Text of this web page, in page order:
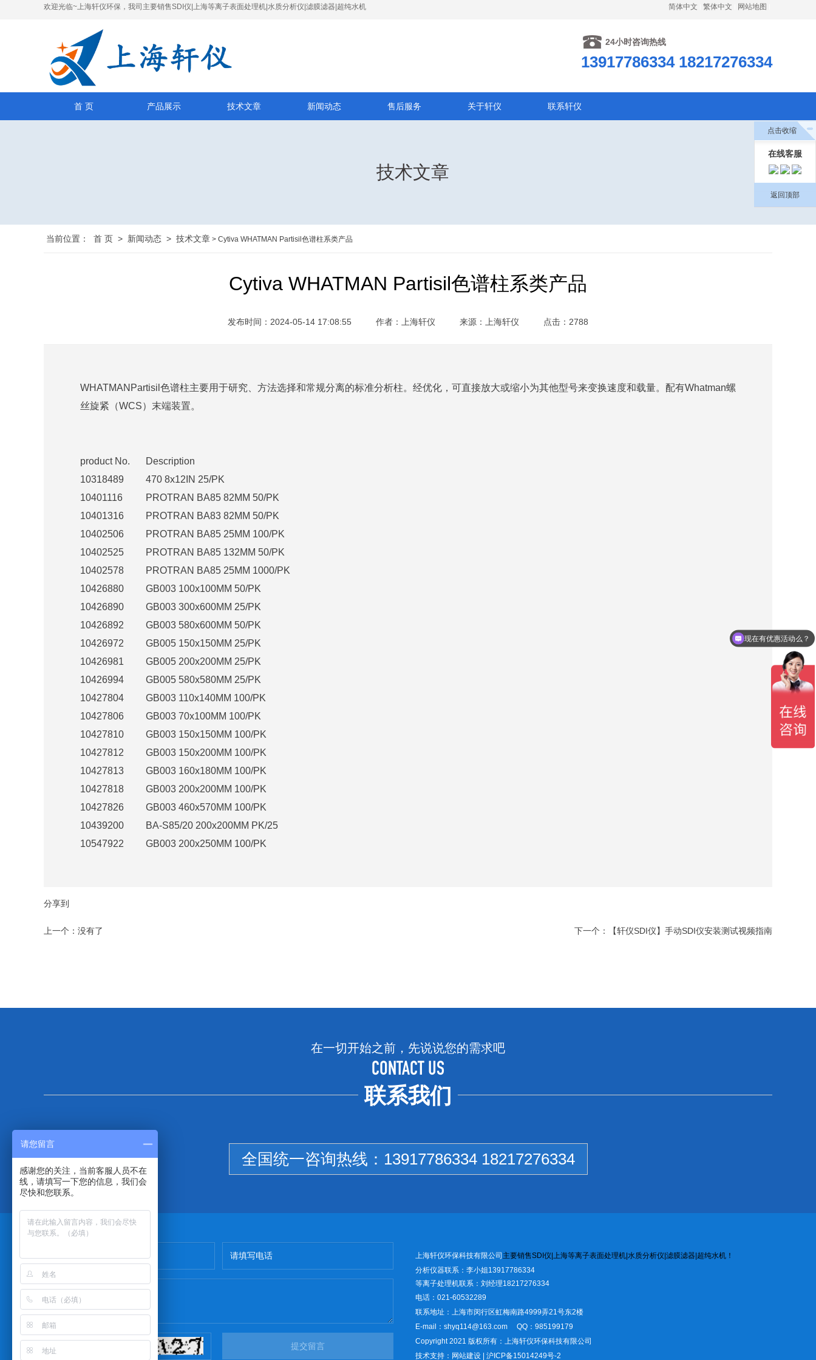
欢迎光临~上海轩仪环保，我司主要销售SDI仪|上海等离子表面处理机|水质分析仪|滤膜滤器|超纯水机 简体中文 繁体中文 网站地图
24小时咨询热线
13917786334 18217276334
首 页 产品展示 技术文章 新闻动态 售后服务 关于轩仪 联系轩仪
技术文章
当前位置： 首 页 > 新闻动态 > 技术文章 > Cytiva WHATMAN Partisil色谱柱系类产品
Cytiva WHATMAN Partisil色谱柱系类产品
发布时间：2024-05-14 17:08:55 作者：上海轩仪 来源： 上海轩仪 点击：2788
WHATMANPartisil色谱柱主要用于研究、方法选择和常规分离的标准分析柱。经优化，可直接放大或缩小为其他型号来变换速度和载量。配有Whatman螺
丝旋紧（WCS）末端装置。
product No.
Description
10318489
470 8x12IN 25/PK
10401116
PROTRAN BA85 82MM 50/PK
10401316
PROTRAN BA83 82MM 50/PK
10402506
PROTRAN BA85 25MM 100/PK
10402525
PROTRAN BA85 132MM 50/PK
10402578
PROTRAN BA85 25MM 1000/PK
10426880
GB003 100x100MM 50/PK
10426890
GB003 300x600MM 25/PK
10426892
GB003 580x600MM 50/PK
10426972
GB005 150x150MM 25/PK
10426981
GB005 200x200MM 25/PK
10426994
GB005 580x580MM 25/PK
10427804
GB003 110x140MM 100/PK
10427806
GB003 70x100MM 100/PK
10427810
GB003 150x150MM 100/PK
10427812
GB003 150x200MM 100/PK
10427813
GB003 160x180MM 100/PK
10427818
GB003 200x200MM 100/PK
10427826
GB003 460x570MM 100/PK
10439200
BA-S85/20 200x200MM PK/25
10547922
GB003 200x250MM 100/PK
分享到
上一个：没有了 下一个： 【轩仪SDI仪】手动SDI仪安装测试视频指南
在一切开始之前，先说说您的需求吧
CONTACT US
联系我们
全国统一咨询热线： 13917786334 18217276334
提交留言
上海轩仪环保科技有限公司 主要销售SDI仪| 上海等离子表面处理机|水质分析仪|滤膜滤器|超纯水机！
分析仪器联系：李小姐13917786334
等离子处理机联系：刘经理18217276334
电话：021-60532289
联系地址：上海市闵行区虹梅南路4999弄21号东2楼
E-mail：shyq114@163.com
QQ：985199179
Copyright 2021 版权所有：上海轩仪环保科技有限公司
技术支持： 网站建设| 沪ICP备15014249号-2
点击收缩
在线客服
返回顶部
现在有优惠活动么？
请您留言
感谢您的关注，当前客服人员不在
线，请填写一下您的信息，我们会
尽快和您联系。